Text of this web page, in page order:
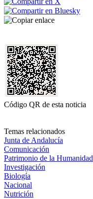
Código QR de esta noticia
Temas relacionados
Junta de Andalucía
Comunicación
Patrimonio de la Humanidad
Investigación
Biología
Nacional
Nutrición